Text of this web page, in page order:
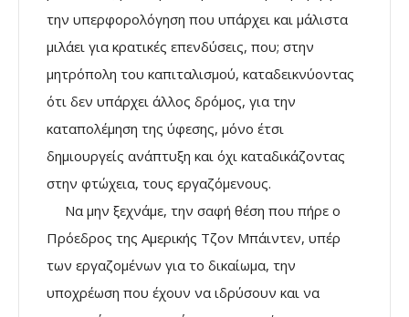
την υπερφορολόγηση που υπάρχει και μάλιστα
μιλάει για κρατικές επενδύσεις, που; στην
μητρόπολη του καπιταλισμού, καταδεικνύοντας
ότι δεν υπάρχει άλλος δρόμος, για την
καταπολέμηση της ύφεσης, μόνο έτσι
δημιουργείς ανάπτυξη και όχι καταδικάζοντας
στην φτώχεια, τους εργαζόμενους.
Να μην ξεχνάμε, την σαφή θέση που πήρε ο
Πρόεδρος της Αμερικής Τζον Μπάιντεν, υπέρ
των εργαζομένων για το δικαίωμα, την
υποχρέωση που έχουν να ιδρύσουν και να